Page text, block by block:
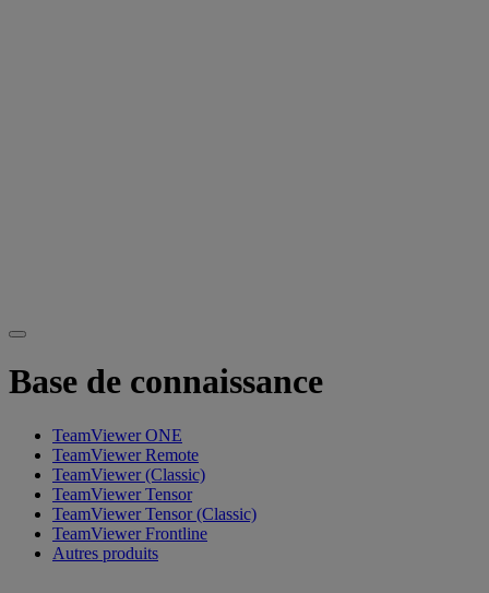
Base de connaissance
TeamViewer ONE
TeamViewer Remote
TeamViewer (Classic)
TeamViewer Tensor
TeamViewer Tensor (Classic)
TeamViewer Frontline
Autres produits